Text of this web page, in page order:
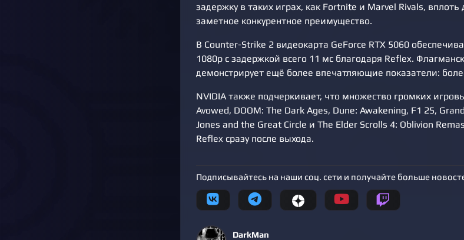
задержку в таких играх, как Fortnite и Marvel Rivals,
заметное конкурентное преимущество.
В Counter-Strike 2 видеокарта GeForce RTX 5060
1080p с задержкой всего 11 мс благодаря Reflex.
демонстрирует ещё более впечатляющие показатели:
NVIDIA также подчеркивает, что множество громких
Avowed, DOOM: The Dark Ages, Dune: Awakening, F1 25,
Jones and the Great Circle и The Elder Scrolls 4: Oblivion
Reflex сразу после выхода.
Подписывайтесь на наши соц. сети и получайте больше
DarkMan